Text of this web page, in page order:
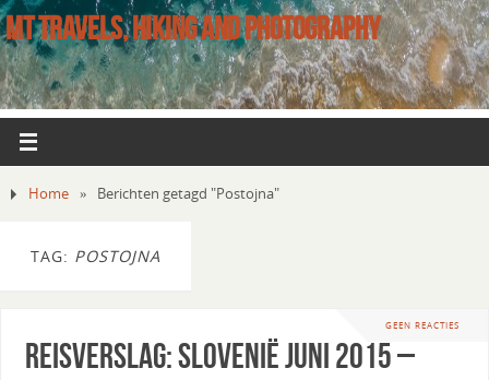
MT TRAVELS, HIKING AND PHOTOGRAPHY
Home » Berichten getagd "Postojna"
TAG: POSTOJNA
GEEN REACTIES
Reisverslag: Slovenië Juni 2015 –